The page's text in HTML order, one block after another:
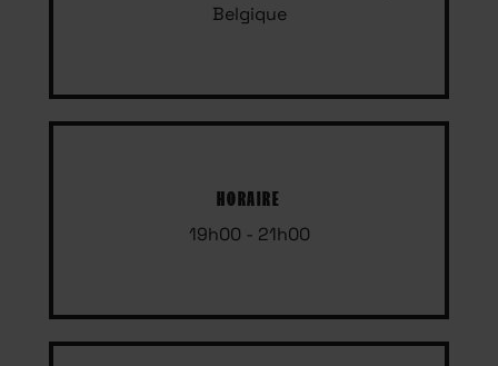
Belgique
HORAIRE
19h00 - 21h00